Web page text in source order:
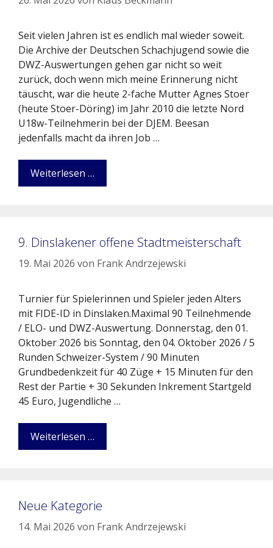
Seit vielen Jahren ist es endlich mal wieder soweit.
Die Archive der Deutschen Schachjugend sowie die
DWZ-Auswertungen gehen gar nicht so weit
zurück, doch wenn mich meine Erinnerung nicht
täuscht, war die heute 2-fache Mutter Agnes Stoer
(heute Stoer-Döring) im Jahr 2010 die letzte Nord
U18w-Teilnehmerin bei der DJEM. Beesan
jedenfalls macht da ihren Job …
Weiterlesen …
9. Dinslakener offene Stadtmeisterschaft
19. Mai 2026 von Frank Andrzejewski
Turnier für Spielerinnen und Spieler jeden Alters
mit FIDE-ID in Dinslaken.Maximal 90 Teilnehmende
/ ELO- und DWZ-Auswertung. Donnerstag, den 01.
Oktober 2026 bis Sonntag, den 04. Oktober 2026 / 5
Runden Schweizer-System / 90 Minuten
Grundbedenkzeit für 40 Züge + 15 Minuten für den
Rest der Partie + 30 Sekunden Inkrement Startgeld
45 Euro, Jugendliche …
Weiterlesen …
Neue Kategorie
14. Mai 2026 von Frank Andrzejewski